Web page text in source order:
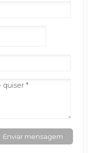
Enviar mensagem